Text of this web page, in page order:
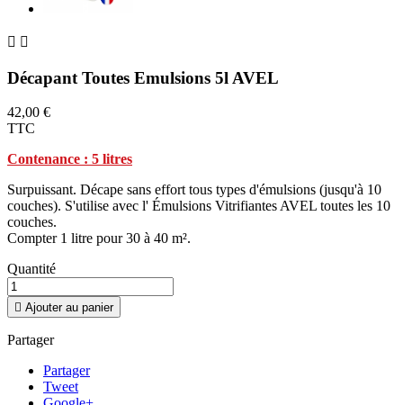
 
Décapant Toutes Emulsions 5l AVEL
42,00 €
TTC
Contenance : 5 litres
Surpuissant. Décape sans effort tous types d'émulsions (jusqu'à 10
couches). S'utilise avec l' Émulsions Vitrifiantes AVEL toutes les 10
couches.
Compter 1 litre pour 30 à 40 m².
Quantité
 Ajouter au panier
Partager
Partager
Tweet